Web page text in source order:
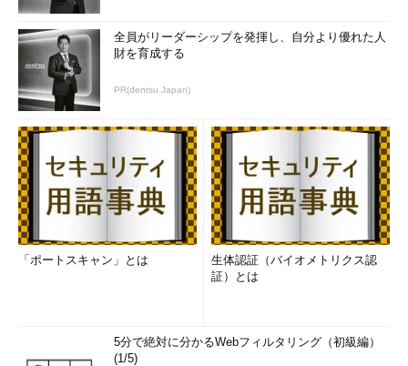
全員がリーダーシップを発揮し、自分より優れた人
財を育成する
PR(dentsu Japan)
「ポートスキャン」とは
生体認証（バイオメトリクス認
証）とは
5分で絶対に分かるWebフィルタリング（初級編）
(1/5)